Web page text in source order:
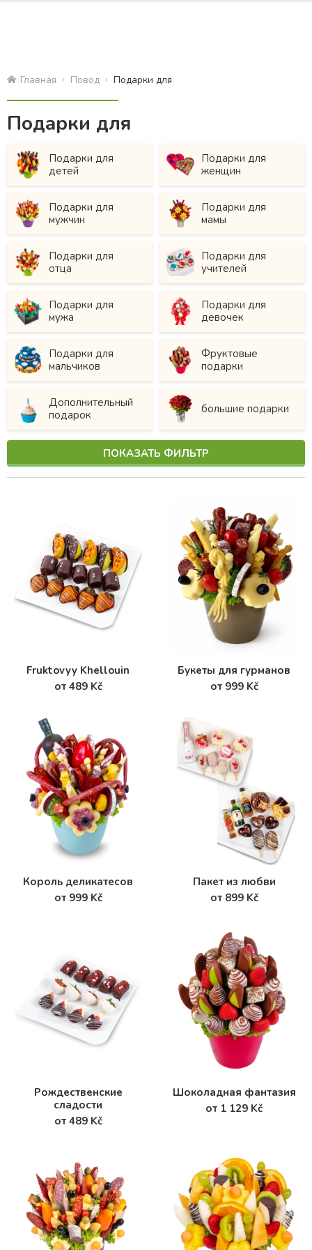
Главная Повод Подарки для
Подарки для
Подарки для
детей
Подарки для
женщин
Подарки для
мужчин
Подарки для
мамы
Подарки для
отца
Подарки для
учителей
Подарки для
мужа
Подарки для
девочек
Подарки для
мальчиков
Фруктовые
подарки
Дополнительный
подарок
большие подарки
ПОКАЗАТЬ ФИЛЬТР
Fruktovyy Khellouin
от 489 Kč
Букеты для гурманов
от 999 Kč
Король деликатесов
от 999 Kč
Пакет из любви
от 899 Kč
Рождественские
сладости
от 489 Kč
Шоколадная фантазия
от 1 129 Kč